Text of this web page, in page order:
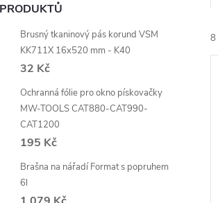
Brusný tkaninový pás korund VSM
KK711X 16x520 mm - K40
32 Kč
Ochranná fólie pro okno pískovačky
MW-TOOLS CAT880-CAT990-
CAT1200
195 Kč
Brašna na nářadí Format s popruhem
6l
a8